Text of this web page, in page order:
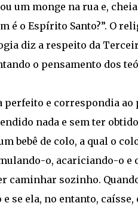
um monge na rua e,
é o Espírito Santo?”. O
diz a respeito da
o pensamento dos
perfeito e correspondia
nada e sem ter
bebê de colo, a qual o
o, acariciando-o
caminhar sozinho.
se ela, no entanto,